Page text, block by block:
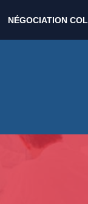
- France
NÉGOCIATION